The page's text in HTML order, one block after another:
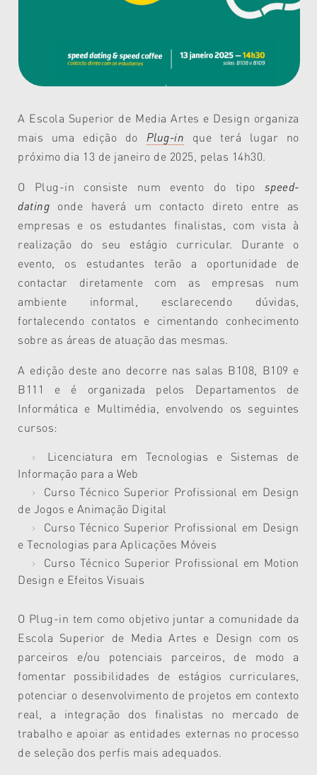
A Escola Superior de Media Artes e Design organiza
mais uma edição do
Plug-in
que terá lugar no
próximo dia 13 de janeiro de 2025, pelas 14h30.
O Plug-in consiste num evento do tipo speed-
dating onde haverá um contacto direto entre as
empresas e os estudantes finalistas, com vista à
realização do seu estágio curricular. Durante o
evento, os estudantes terão a oportunidade de
contactar diretamente com as empresas num
ambiente informal, esclarecendo dúvidas,
fortalecendo contatos e cimentando conhecimento
sobre as áreas de atuação das mesmas.
A edição deste ano decorre nas salas B108, B109 e
B111 e é organizada pelos Departamentos de
Informática e Multimédia, envolvendo os seguintes
cursos:
Licenciatura em Tecnologias e Sistemas de
Informação para a Web
Curso Técnico Superior Profissional em Design
de Jogos e Animação Digital
Curso Técnico Superior Profissional em Design
e Tecnologias para Aplicações Móveis
Curso Técnico Superior Profissional em Motion
Design e Efeitos Visuais
O Plug-in tem como objetivo juntar a comunidade da
Escola Superior de Media Artes e Design com os
parceiros e/ou potenciais parceiros, de modo a
fomentar possibilidades de estágios curriculares,
potenciar o desenvolvimento de projetos em contexto
real, a integração dos finalistas no mercado de
trabalho e apoiar as entidades externas no processo
de seleção dos perfis mais adequados.